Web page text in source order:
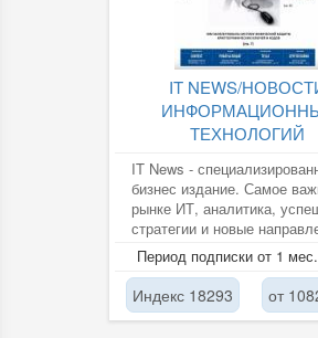
IT NEWS/
ТЕХНОЛОГИЙ
IT News -
бизнес издание. Самое
рынке ИТ, аналитика,
стратегии и новые
тренды и изменения на
Период подписки от 1 мес.
Индекс 18293 от